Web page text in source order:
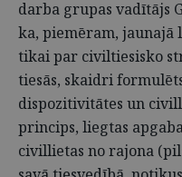
darba grupas vadītājs
ka, piemēram,
tikai par civiltiesisko
tiesās, skaidri
dispozitivitātes un
princips, liegtas
civillietas no rajona